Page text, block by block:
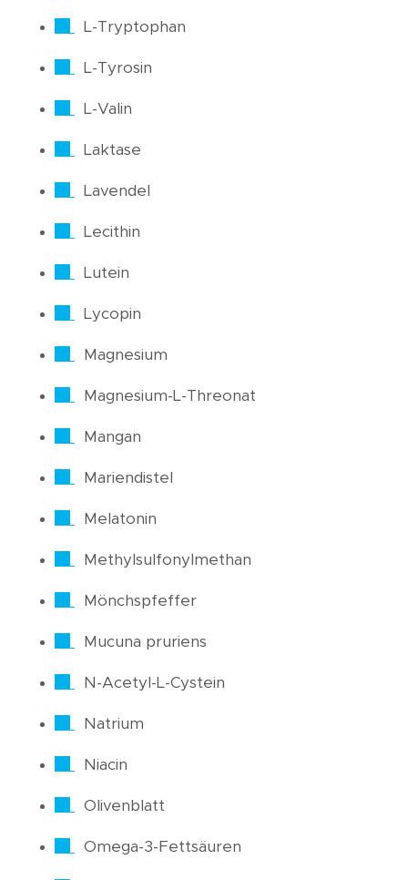
L-Tryptophan
L-Tyrosin
L-Valin
Laktase
Lavendel
Lecithin
Lutein
Lycopin
Magnesium
Magnesium-L-Threonat
Mangan
Mariendistel
Melatonin
Methylsulfonylmethan
Mönchspfeffer
Mucuna pruriens
N-Acetyl-L-Cystein
Natrium
Niacin
Olivenblatt
Omega-3-Fettsäuren